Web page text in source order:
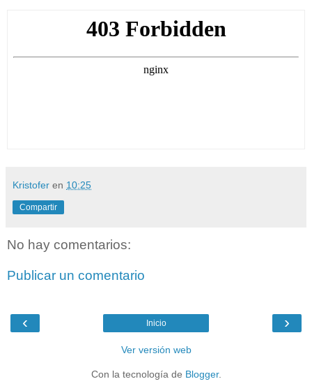
Kristofer en 10:25
Compartir
No hay comentarios:
Publicar un comentario
‹ ›
Inicio
Ver versión web
Con la tecnología de Blogger.